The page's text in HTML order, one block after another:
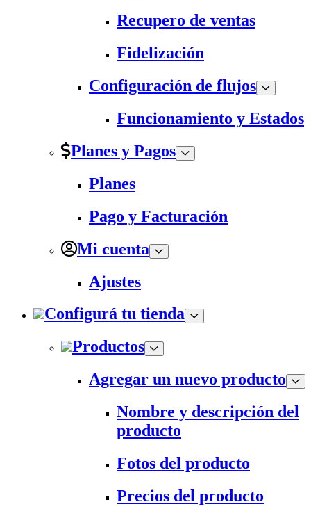
Recupero de ventas
Fidelización
Configuración de flujos
Funcionamiento y Estados
Planes y Pagos
Planes
Pago y Facturación
Mi cuenta
Ajustes
Configurá tu tienda
Productos
Agregar un nuevo producto
Nombre y descripción del
producto
Fotos del producto
Precios del producto